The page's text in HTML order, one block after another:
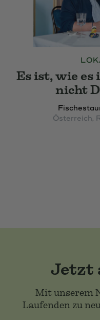
Es ist, wie
nicht
Österreich,
Jetzt
Mit unserem
Laufenden zu